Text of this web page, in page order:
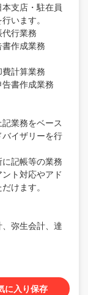
支店・駐在員
います。
代行業務
書作成業務
費計算業務
告書作成業務
業務をベース
イザリーを行
記帳等の業務
ト対応やアド
けます。
弥生会計、達
に入り保存